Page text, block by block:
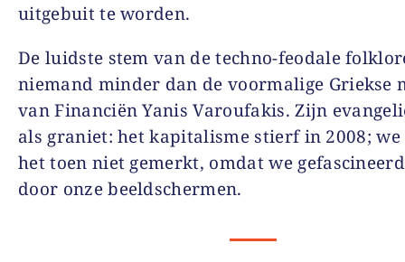
uitgebuit te worden.
De luidste stem van de techno-feodale
niemand minder dan de voormalige Griekse
van Financiën Yanis Varoufakis. Zijn
als graniet: het kapitalisme stierf in 2008; we
het toen niet gemerkt, omdat we
door onze beeldschermen.